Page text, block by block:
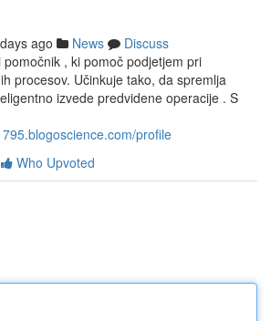
ago News
Discuss
pomočnik , ki pomoč podjetjem pri
procesov. Učinkuje tako, da spremlja
izvede predvidene operacije . S
profile
Who Upvoted